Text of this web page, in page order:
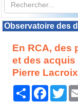
Observatoire des
En RCA, des
et des acquis
Pierre Lacroix
Partager